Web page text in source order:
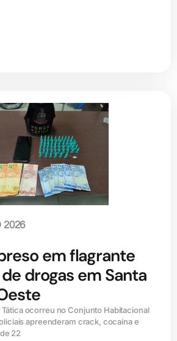
2026
em flagrante
drogas em Santa
ocorreu no Conjunto Habitacional
apreenderam crack, cocaína e
22